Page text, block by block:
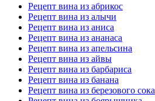
Рецепт вина из абрикос
Рецепт вина из алычи
Рецепт вина из аниса
Рецепт вина из ананаса
Рецепт вина из апельсина
Рецепт вина из айвы
Рецепт вина из барбариса
Рецепт вина из банана
Рецепт вина из березового сока